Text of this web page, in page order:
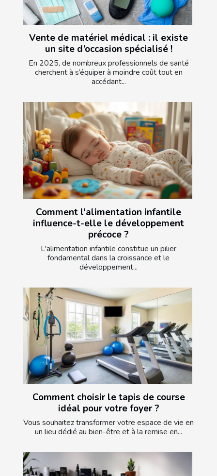
Vente de matériel médical : il existe
un site d’occasion spécialisé !
En 2025, de nombreux professionnels de santé
cherchent à s’équiper à moindre coût tout en
accédant...
Comment l'alimentation infantile
influence-t-elle le développement
précoce ?
L'alimentation infantile constitue un pilier
fondamental dans la croissance et le
développement...
Comment choisir le tapis de course
idéal pour votre foyer ?
Vous souhaitez transformer votre espace de vie en
un lieu dédié au bien-être et à la remise en...